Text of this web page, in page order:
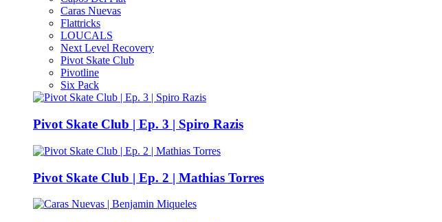
Caras Nuevas
Flattricks
LOUCALS
Next Level Recovery
Pivot Skate Club
Pivotline
Six Pack
Pivot Skate Club | Ep. 3 | Spiro Razis
Pivot Skate Club | Ep. 2 | Mathias Torres